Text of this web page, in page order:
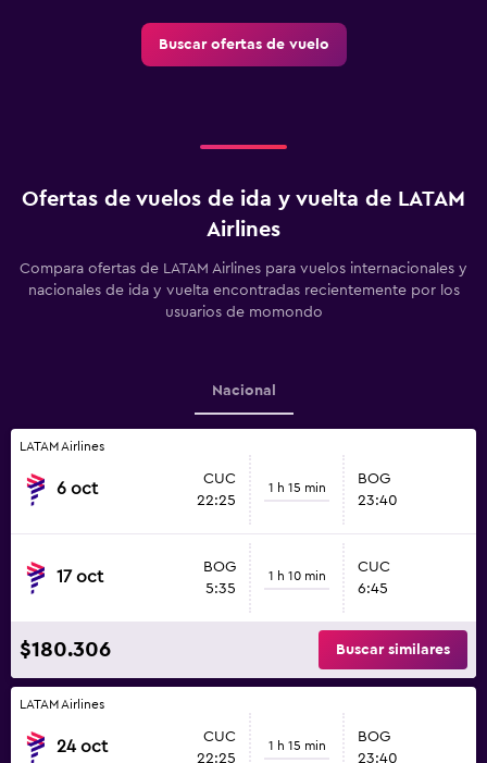
Buscar ofertas de vuelo
Ofertas de vuelos de ida y vuelta de LATAM
Airlines
Compara ofertas de LATAM Airlines para vuelos internacionales y
nacionales de ida y vuelta encontradas recientemente por los
usuarios de momondo
Nacional
LATAM Airlines
6 oct
CUC
22:25
1 h 15 min
BOG
23:40
17 oct
BOG
5:35
1 h 10 min
CUC
6:45
$180.306 Buscar similares
LATAM Airlines
24 oct
CUC
22:25
1 h 15 min
BOG
23:40